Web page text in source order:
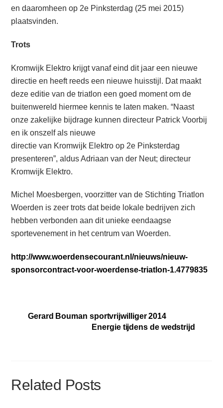
en daaromheen op 2e Pinksterdag (25 mei 2015)
plaatsvinden.
Trots
Kromwijk Elektro krijgt vanaf eind dit jaar een nieuwe
directie en heeft reeds een nieuwe huisstijl. Dat maakt
deze editie van de triatlon een goed moment om de
buitenwereld hiermee kennis te laten maken. “Naast
onze zakelijke bijdrage kunnen directeur Patrick Voorbij
en ik onszelf als nieuwe
directie van Kromwijk Elektro op 2e Pinksterdag
presenteren”, aldus Adriaan van der Neut; directeur
Kromwijk Elektro.
Michel Moesbergen, voorzitter van de Stichting Triatlon
Woerden is zeer trots dat beide lokale bedrijven zich
hebben verbonden aan dit unieke eendaagse
sportevenement in het centrum van Woerden.
http://www.woerdensecourant.nl/nieuws/nieuw-
sponsorcontract-voor-woerdense-triatlon-1.4779835
Gerard Bouman sportvrijwilliger 2014
Energie tijdens de wedstrijd
Related Posts